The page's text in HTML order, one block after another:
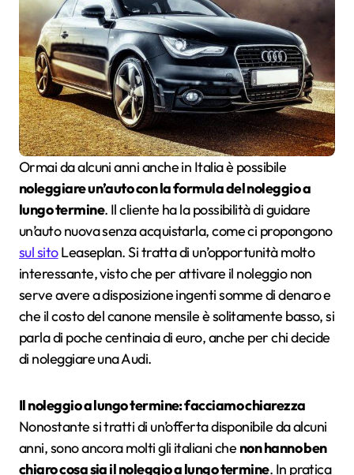
Ormai da alcuni anni anche in Italia è possibile
noleggiare un’auto con la formula del noleggio a
lungo termine. Il cliente ha la possibilità di guidare
un’auto nuova senza acquistarla, come ci propongono
sul sitoLeaseplan. Si tratta di un’opportunità molto
interessante, visto che per attivare il noleggio non
serve avere a disposizione ingenti somme di denaro e
che il costo del canone mensile è solitamente basso, si
parla di poche centinaia di euro, anche per chi decide
di noleggiare una Audi.
Il noleggio a lungo termine: facciamo chiarezza
Nonostante si tratti di un’offerta disponibile da alcuni
anni, sono ancora molti gli italiani che non hanno ben
chiaro cosa sia il noleggio a lungo termine. In pratica